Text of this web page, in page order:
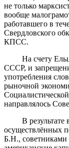
не только
вообще
работавшего в
Свердловского
КПСС.
На счету
СССР, и
употребления
рыночной
направлялось
В результате
осуществлённых
Б.Н., советниками